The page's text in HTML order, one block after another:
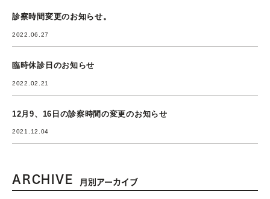
診察時間変更のお知らせ。
2022.06.27
臨時休診日のお知らせ
2022.02.21
12月9、16日の診察時間の変更のお知らせ
2021.12.04
ARCHIVE 月別アーカイブ